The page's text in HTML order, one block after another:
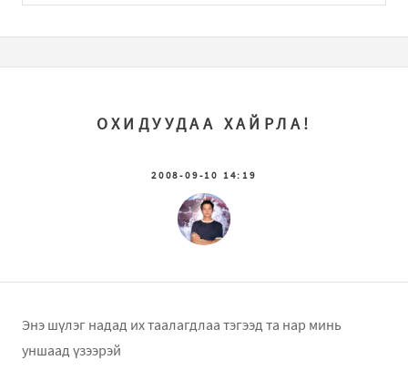
ОХИДУУДАА ХАЙРЛА!
2008-09-10 14:19
Энэ шүлэг надад их таалагдлаа тэгээд та нар минь
уншаад үзээрэй